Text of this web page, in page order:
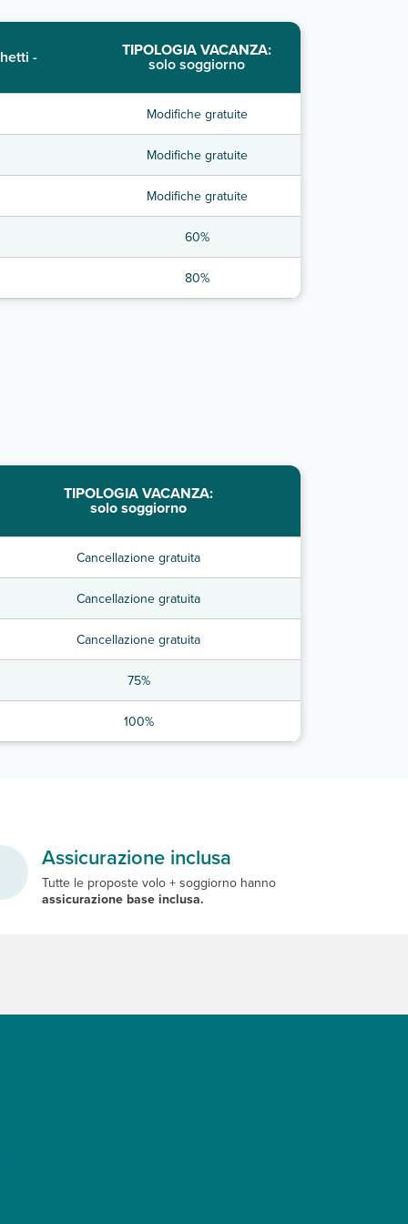
- TIPOLOGIA VACANZA:
solo soggiorno
Modifiche gratuite
Modifiche gratuite
Modifiche gratuite
60%
80%
TIPOLOGIA VACANZA:
solo soggiorno
Cancellazione gratuita
Cancellazione gratuita
Cancellazione gratuita
75%
100%
Assicurazione inclusa
Tutte le proposte volo + soggiorno hanno
assicurazione base inclusa.